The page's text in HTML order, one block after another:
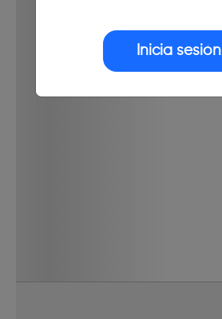
Inicia sesión